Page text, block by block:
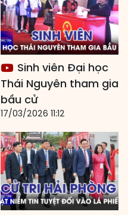
Sinh viên Đại học
Thái Nguyên tham gia
bầu cử
17/03/2026 11:12